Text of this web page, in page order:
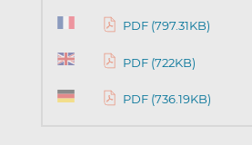
PDF (797.31KB)
PDF (722KB)
PDF (736.19KB)